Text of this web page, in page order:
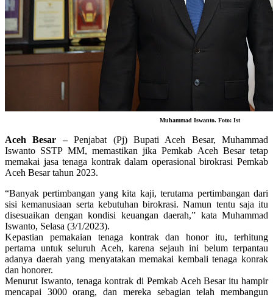
Muhammad Iswanto. Foto: Ist
Aceh Besar –Penjabat (Pj) Bupati Aceh Besar, Muhammad
Iswanto SSTP MM, memastikan jika Pemkab Aceh Besar tetap
memakai jasa tenaga kontrak dalam operasional birokrasi Pemkab
Aceh Besar tahun 2023.
“Banyak pertimbangan yang kita kaji, terutama pertimbangan dari
sisi kemanusiaan serta kebutuhan birokrasi. Namun tentu saja itu
disesuaikan dengan kondisi keuangan daerah,” kata Muhammad
Iswanto, Selasa (3/1/2023).
Kepastian pemakaian tenaga kontrak dan honor itu, terhitung
pertama untuk seluruh Aceh, karena sejauh ini belum terpantau
adanya daerah yang menyatakan memakai kembali tenaga konrak
dan honorer.
Menurut Iswanto, tenaga kontrak di Pemkab Aceh Besar itu hampir
mencapai 3000 orang, dan mereka sebagian telah membangun